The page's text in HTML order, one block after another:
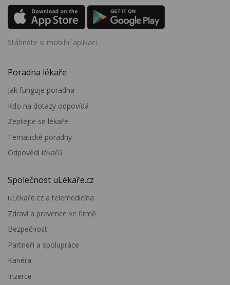
Stáhněte si mobilní aplikaci
Poradna lékaře
Jak funguje poradna
Kdo na dotazy odpovídá
Zeptejte se lékaře
Tematické poradny
Odpovědi lékařů
Společnost uLékaře.cz
uLékaře.cz a telemedicína
Zdraví a prevence ve firmě
Bezpečnost
Partneři a spolupráce
Kariéra
Inzerce